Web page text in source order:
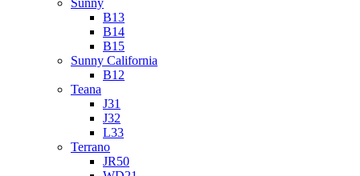
Sunny
B13
B14
B15
Sunny California
B12
Teana
J31
J32
L33
Terrano
JR50